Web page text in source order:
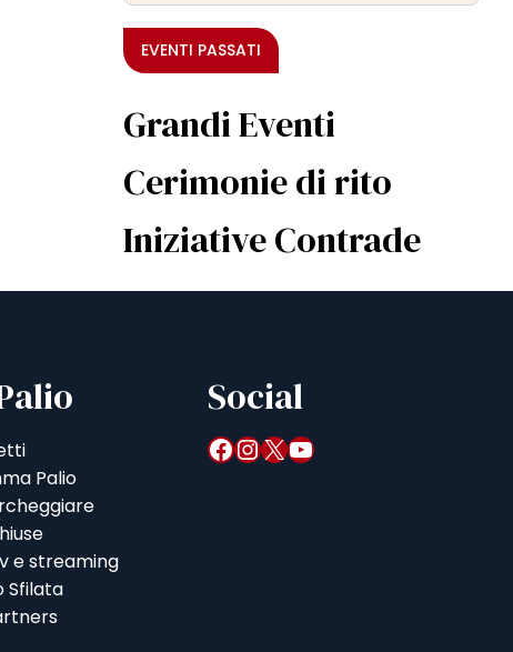
EVENTI PASSATI
Grandi Eventi
Cerimonie di rito
Iniziative Contrade
Palio
e streaming
Sfilata
Social
Facebook InstagramX YouTube